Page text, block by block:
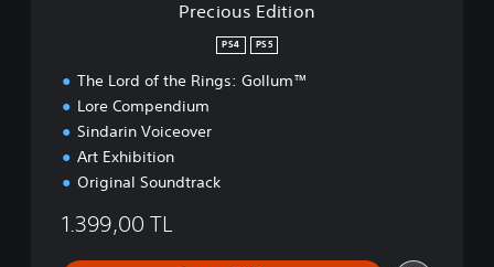
Precious Edition
PS4 PS5
The Lord of the Rings: Gollum™
Lore Compendium
Sindarin Voiceover
Art Exhibition
Original Soundtrack
1.399,00 TL